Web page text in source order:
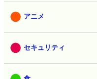
アニメ
セキュリティ